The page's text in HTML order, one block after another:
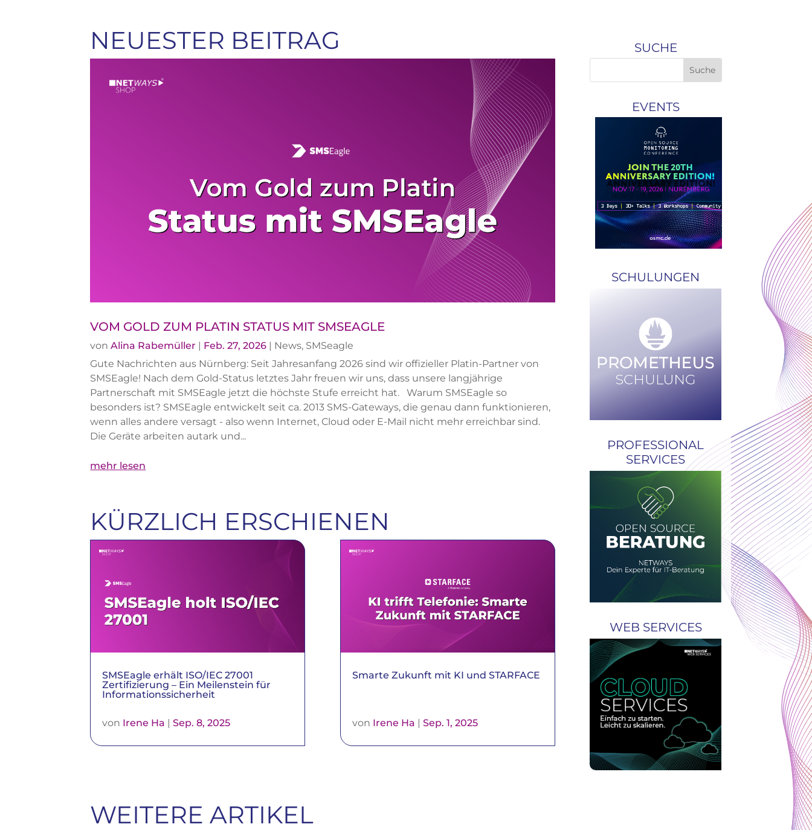
NEUESTER BEITRAG
VOM GOLD ZUM PLATIN STATUS MIT SMSEAGLE
vonAlina Rabemüller | Feb. 27, 2026 | News, SMSeagle
Gute Nachrichten aus Nürnberg: Seit Jahresanfang 2026 sind wir offizieller Platin-Partner von
SMSEagle! Nach dem Gold-Status letztes Jahr freuen wir uns, dass unsere langjährige
Partnerschaft mit SMSEagle jetzt die höchste Stufe erreicht hat. Warum SMSEagle so
besonders ist? SMSEagle entwickelt seit ca. 2013 SMS-Gateways, die genau dann funktionieren,
wenn alles andere versagt - also wenn Internet, Cloud oder E-Mail nicht mehr erreichbar sind.
Die Geräte arbeiten autark und...
mehr lesen
KÜRZLICH ERSCHIENEN
SMSEagle erhält ISO/IEC 27001
Zertifizierung – Ein Meilenstein für
Informationssicherheit
von Irene Ha |Sep. 8, 2025
Smarte Zukunft mit KI und STARFACE
von Irene Ha | Sep. 1, 2025
SUCHE
EVENTS
SCHULUNGEN
PROFESSIONAL
SERVICES
WEB SERVICES
WEITERE ARTIKEL